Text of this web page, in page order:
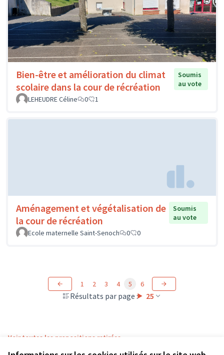
Bien-être et amélioration du climat
scolaire dans la cour de récréation
Soumis
au vote
LEHEUDRE Céline
0 1
Aménagement et végétalisation de
la cour de récréation
Soumis
au vote
Ecole maternelle Saint-Senoch
0 0
Résultats par page : 25
1 2 3 4 5 6
Voir toutes les propositions retirées